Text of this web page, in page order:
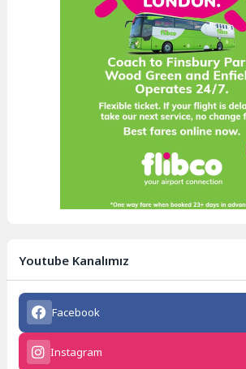
Youtube Kanalımız
Facebook
Instagram